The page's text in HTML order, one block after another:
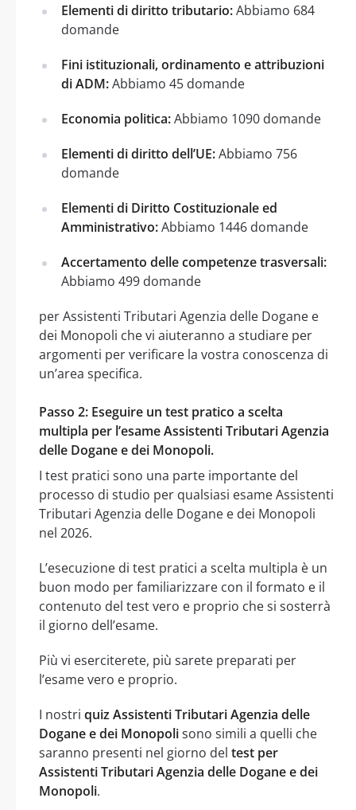
Elementi di diritto tributario:Abbiamo 684
domande
Fini istituzionali, ordinamento e attribuzioni
di ADM:Abbiamo 45 domande
Economia politica:Abbiamo 1090 domande
Elementi di diritto dell’UE:Abbiamo 756
domande
Elementi di Diritto Costituzionale ed
Amministrativo:Abbiamo 1446 domande
Accertamento delle competenze trasversali:
Abbiamo 499 domande
per Assistenti Tributari Agenzia delle Dogane e
dei Monopoli che vi aiuteranno a studiare per
argomenti per verificare la vostra conoscenza di
un’area specifica.
Passo 2: Eseguire un test pratico a scelta
multipla per l’esame Assistenti Tributari Agenzia
delle Dogane e dei Monopoli.
I test pratici sono una parte importante del
processo di studio per qualsiasi esame Assistenti
Tributari Agenzia delle Dogane e dei Monopoli
nel 2026.
L’esecuzione di test pratici a scelta multipla è un
buon modo per familiarizzare con il formato e il
contenuto del test vero e proprio che si sosterrà
il giorno dell’esame.
Più vi eserciterete, più sarete preparati per
l’esame vero e proprio.
I nostri quiz Assistenti Tributari Agenzia delle
Dogane e dei Monopolisono simili a quelli che
saranno presenti nel giorno del test per
Assistenti Tributari Agenzia delle Dogane e dei
Monopoli.